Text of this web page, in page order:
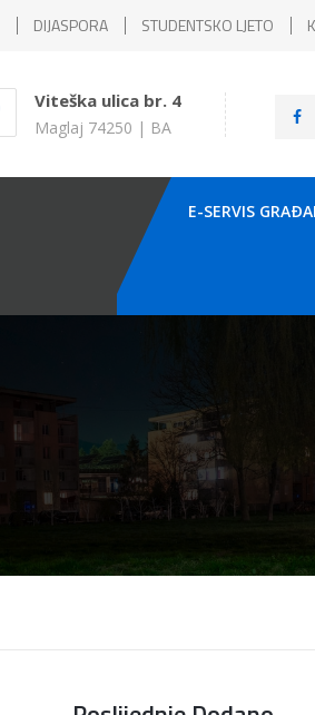
DIJASPORA STUDENTSKO LJETO
Viteška ulica br. 4
Maglaj 74250 | BA
E-SERVIS